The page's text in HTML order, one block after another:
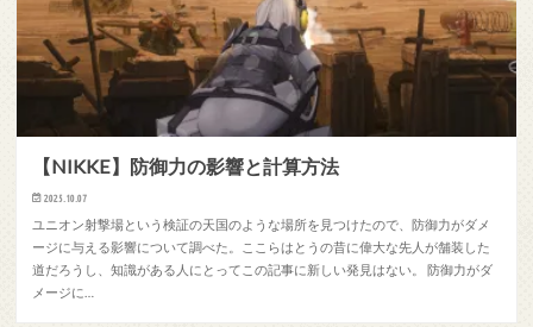
【NIKKE】防御力の影響と計算方法
2025.10.07
ユニオン射撃場という検証の天国のような場所を見つけたので、防御力がダメ
ージに与える影響について調べた。ここらはとうの昔に偉大な先人が舗装した
道だろうし、知識がある人にとってこの記事に新しい発見はない。 防御力がダ
メージに…